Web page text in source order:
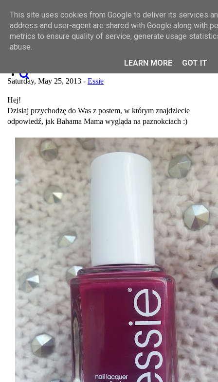
MAKIJAŻ
PIELĘGNACJA
O MNIE
WSPÓŁPRACA
SZUKAJ
Saturday, May 25, 2013 - Essie
Hej!
Dzisiaj przychodzę do Was z postem, w którym znajdziecie
odpowiedź, jak Bahama Mama wygląda na paznokciach :)
This site uses cookies from Google to deliver its services
address and user-agent are shared with Google along with
metrics to ensure quality of service, generate usage
abuse.
LEARN MORE
GOT IT